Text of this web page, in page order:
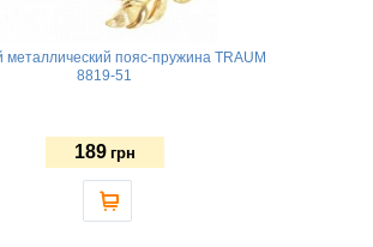
металлический пояс-пружина TRAUM
8819-51
189 грн